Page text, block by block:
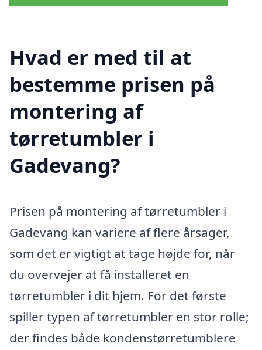
Hvad er med til at
bestemme prisen på
montering af
tørretumbler i
Gadevang?
Prisen på montering af tørretumbler i
Gadevang kan variere af flere årsager,
som det er vigtigt at tage højde for, når
du overvejer at få installeret en
tørretumbler i dit hjem. For det første
spiller typen af tørretumbler en stor rolle;
der findes både kondenstørretumblere